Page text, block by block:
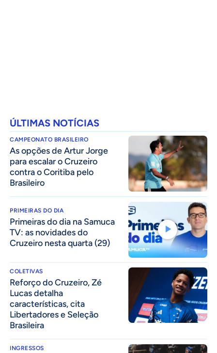
ÚLTIMAS NOTÍCIAS
CAMPEONATO BRASILEIRO
As opções de Artur Jorge
para escalar o Cruzeiro
contra o Coritiba pelo
Brasileiro
PRIMEIRAS DO DIA
Primeiras do dia na Samuca
TV: as novidades do
Cruzeiro nesta quarta (29)
COLETIVAS
⁠Reforço do Cruzeiro, Zé
Lucas detalha
características, cita
Libertadores e Seleção
Brasileira
INGRESSOS